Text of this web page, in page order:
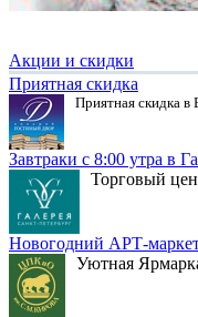
Акции и скидки
Приятная скидка
Приятная скидка
Завтраки с 8:00 утра в
Торговый
Новогодний АРТ-
Уютная